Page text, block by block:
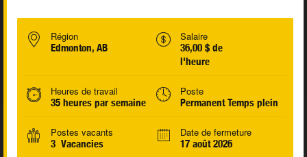
Région
Edmonton, AB
Salaire
36,00 $ de
l'heure
Heures de travail
35 heures par semaine
Poste
Permanent Temps plein
Postes vacants
3 Vacancies
Date de fermeture
17 août 2026